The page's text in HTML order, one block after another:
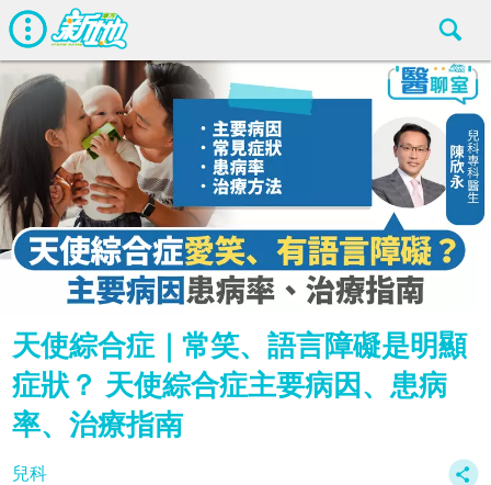
天使綜合症｜常笑、語言障礙是明顯
症狀？ 天使綜合症主要病因、患病
率、治療指南
兒科